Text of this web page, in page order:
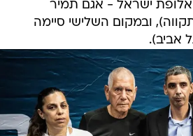
אלופת ישראל - אגם תמיר
ובמקום השלישי סיימה
אביב).